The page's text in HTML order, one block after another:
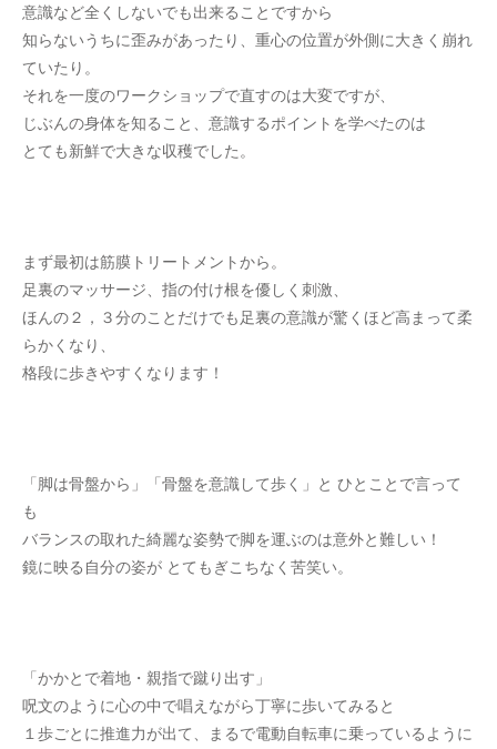
意識など全くしないでも出来ることですから
知らないうちに歪みがあったり、重心の位置が外側に大きく崩れ
ていたり。
それを一度のワークショップで直すのは大変ですが、
じぶんの身体を知ること、意識するポイントを学べたのは
とても新鮮で大きな収穫でした。
まず最初は筋膜トリートメントから。
足裏のマッサージ、指の付け根を優しく刺激、
ほんの２，３分のことだけでも足裏の意識が驚くほど高まって柔
らかくなり、
格段に歩きやすくなります！
「脚は骨盤から」「骨盤を意識して歩く」と ひとことで言って
も
バランスの取れた綺麗な姿勢で脚を運ぶのは意外と難しい！
鏡に映る自分の姿が とてもぎこちなく苦笑い。
「かかとで着地・親指で蹴り出す」
呪文のように心の中で唱えながら丁寧に歩いてみると
１歩ごとに推進力が出て、まるで電動自転車に乗っているように